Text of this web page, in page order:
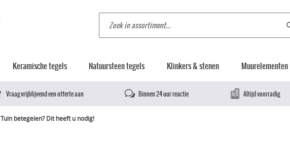
Keramische tegels Natuursteen tegels Klinkers & stenen Muurelementen
Vraag vrijblijvend een offerte aan Binnen 24 uur reactie Altijd voorradig
Tuin betegelen? Dit heeft u nodig!